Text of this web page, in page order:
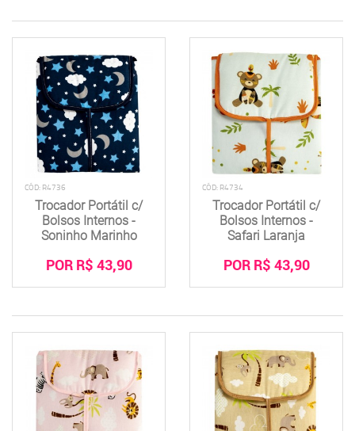
CÓD: R4736
Trocador Portátil c/
Bolsos Internos -
Soninho Marinho
POR R$ 43,90
CÓD: R4734
Trocador Portátil c/
Bolsos Internos -
Safari Laranja
POR R$ 43,90